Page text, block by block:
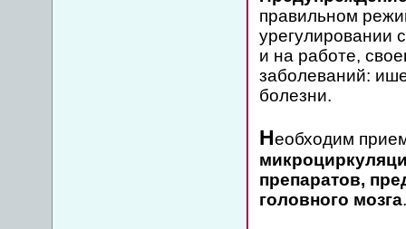
правильном
урегулировании
и на работе,
заболеваний:
болезни.
Необходим
препаратов,
головного мозга.